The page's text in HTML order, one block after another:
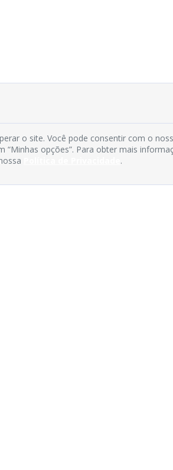
o site. Você pode consentir com o
opções”. Para obter mais
.